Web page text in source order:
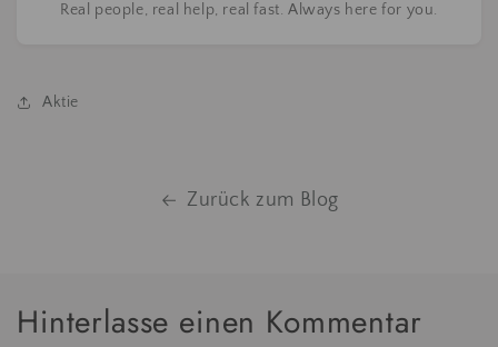
Real people, real help, real fast. Always here for you.
Aktie
Zurück zum Blog
Hinterlasse einen Kommentar